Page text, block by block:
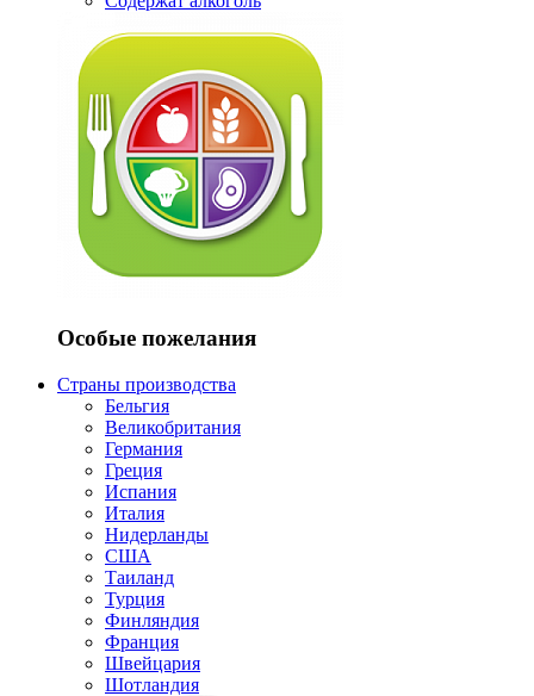
Особые пожелания
Страны производства
Бельгия
Великобритания
Германия
Греция
Испания
Италия
Нидерланды
США
Таиланд
Турция
Финляндия
Франция
Швейцария
Шотландия